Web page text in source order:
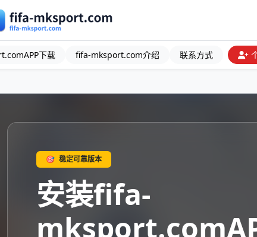
下载 fifa-mksport.com介绍 联系方式
🎯 稳定可靠版本
安装fifa-